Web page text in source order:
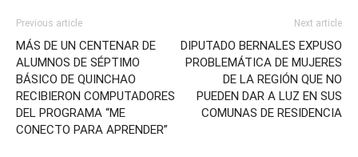
Previous article
MÁS DE UN CENTENAR DE
ALUMNOS DE SÉPTIMO
BÁSICO DE QUINCHAO
RECIBIERON COMPUTADORES
DEL PROGRAMA “ME
CONECTO PARA APRENDER”
Next article
DIPUTADO BERNALES EXPUSO
PROBLEMÁTICA DE MUJERES
DE LA REGIÓN QUE NO
PUEDEN DAR A LUZ EN SUS
COMUNAS DE RESIDENCIA